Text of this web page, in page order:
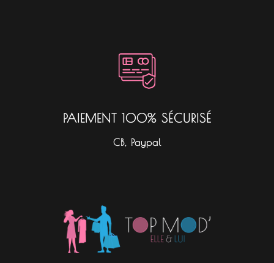
PAIEMENT 100% SÉCURISÉ
CB, Paypal